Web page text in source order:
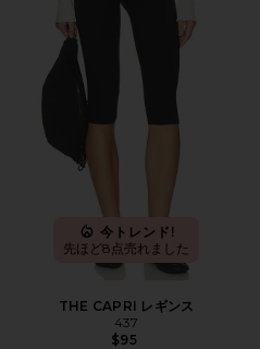
今トレンド!
先ほど8点売れました
THE CAPRI レギンス
437
$95